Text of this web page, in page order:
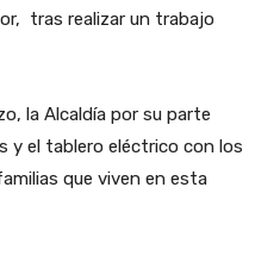
tras realizar un trabajo
la Alcaldía por su parte
y el tablero eléctrico con los
que viven en esta